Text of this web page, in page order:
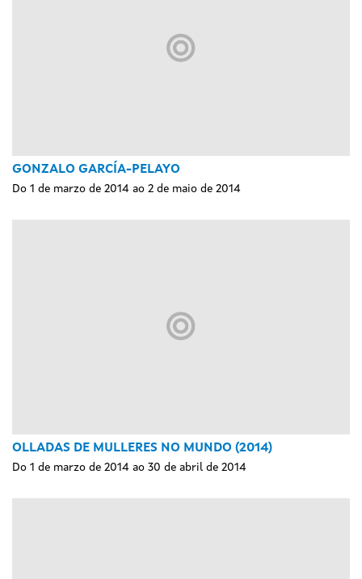
GONZALO GARCÍA-PELAYO
Do 1 de marzo de 2014 ao 2 de maio de 2014
OLLADAS DE MULLERES NO MUNDO (2014)
Do 1 de marzo de 2014 ao 30 de abril de 2014